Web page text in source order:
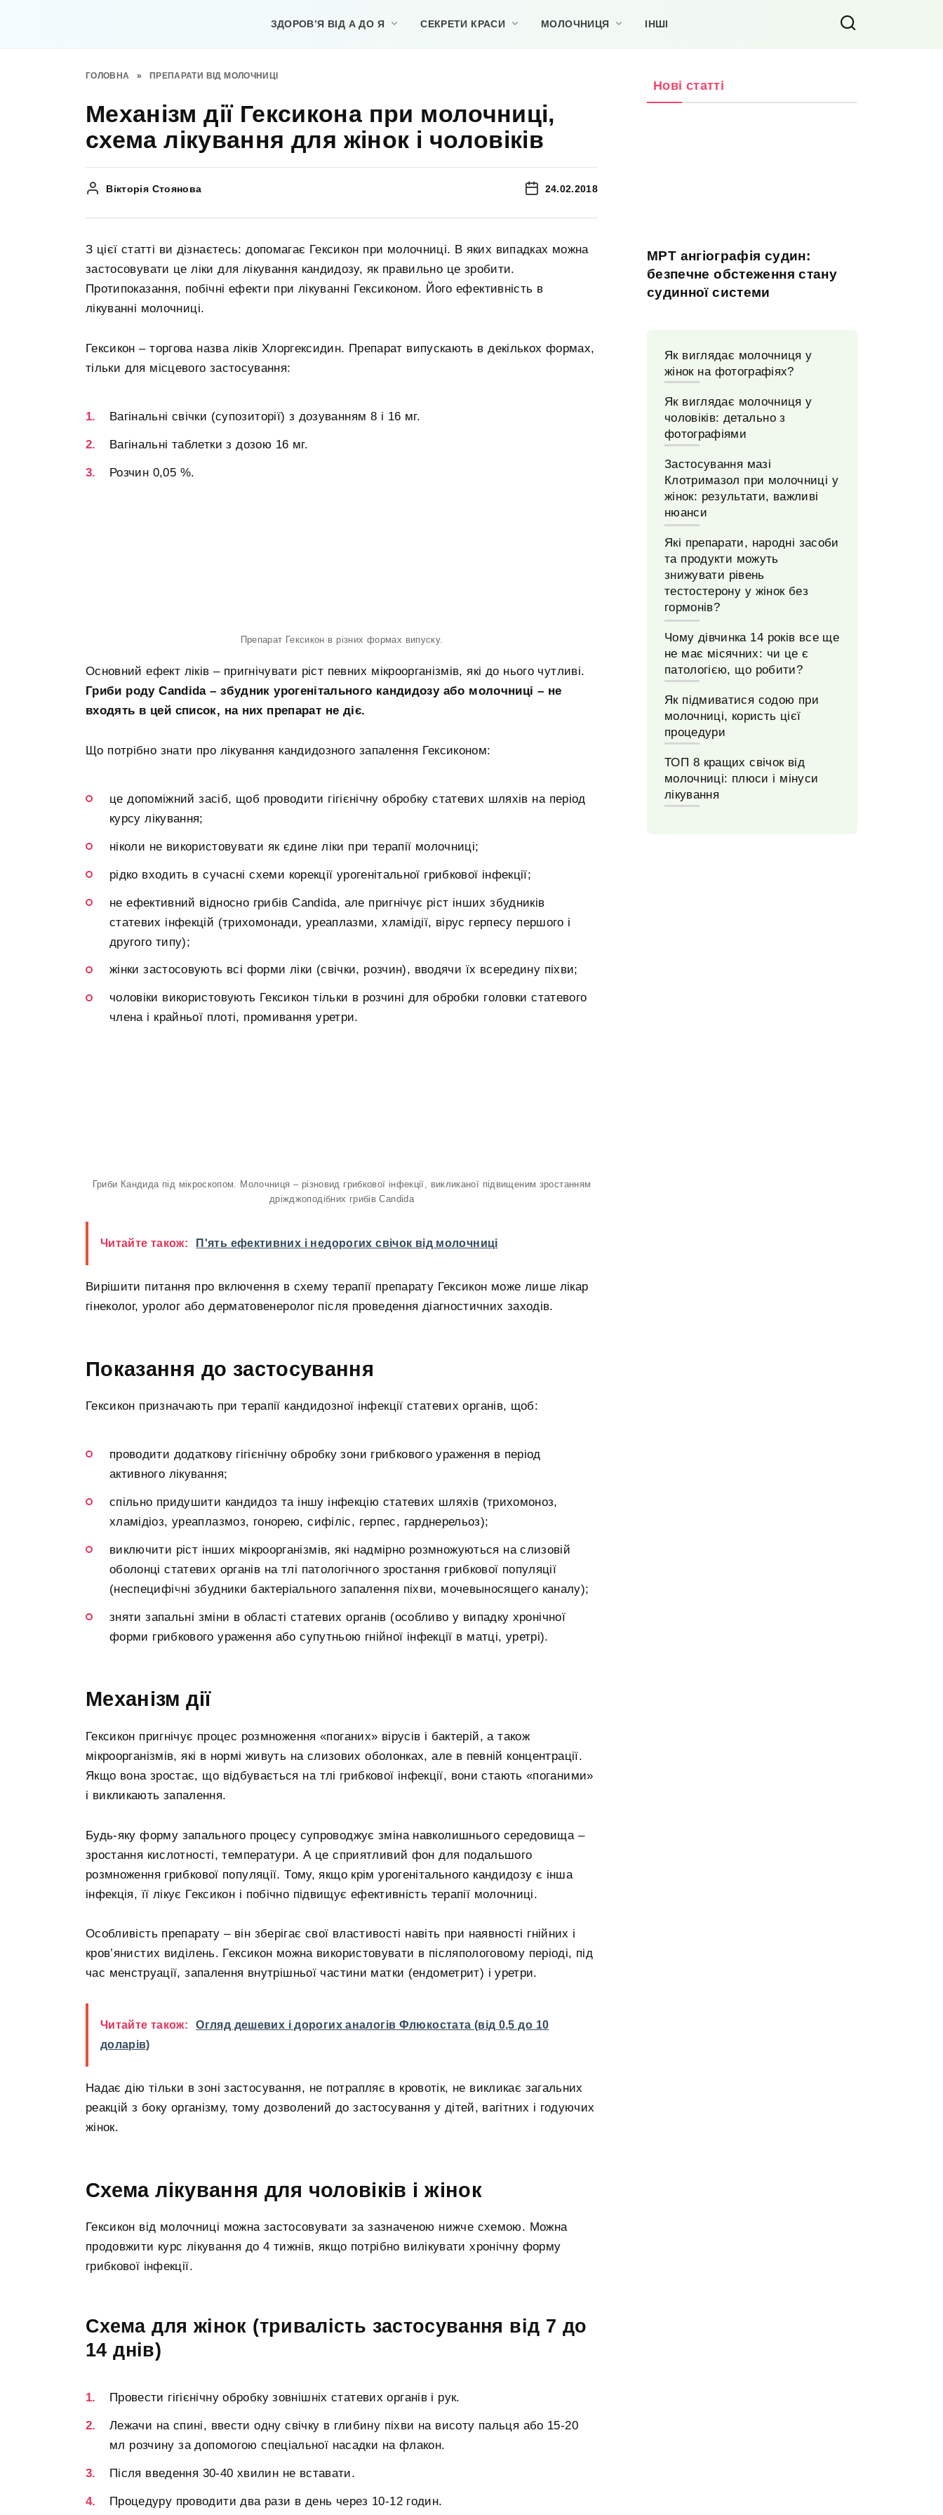
ЗДОРОВ’Я ВІД А ДО Я СЕКРЕТИ КРАСИ МОЛОЧНИЦЯ ІНШІ
ГОЛОВНА » ПРЕПАРАТИ ВІД МОЛОЧНИЦІ
Механізм дії Гексикона при молочниці,
схема лікування для жінок і чоловіків
Вікторія Стоянова 24.02.2018
З цієї статті ви дізнаєтесь: допомагає Гексикон при молочниці. В яких випадках можна
застосовувати це ліки для лікування кандидозу, як правильно це зробити.
Протипоказання, побічні ефекти при лікуванні Гексиконом. Його ефективність в
лікуванні молочниці.
Гексикон – торгова назва ліків Хлоргексидин. Препарат випускають в декількох формах,
тільки для місцевого застосування:
Вагінальні свічки (супозиторії) з дозуванням 8 і 16 мг.
Вагінальні таблетки з дозою 16 мг.
Розчин 0,05 %.
Препарат Гексикон в різних формах випуску.
Основний ефект ліків – пригнічувати ріст певних мікроорганізмів, які до нього чутливі.
Гриби роду Candida – збудник урогенітального кандидозу або молочниці – не
входять в цей список, на них препарат не діє.
Що потрібно знати про лікування кандидозного запалення Гексиконом:
це допоміжний засіб, щоб проводити гігієнічну обробку статевих шляхів на період
курсу лікування;
ніколи не використовувати як єдине ліки при терапії молочниці;
рідко входить в сучасні схеми корекції урогенітальної грибкової інфекції;
не ефективний відносно грибів Candida, але пригнічує ріст інших збудників
статевих інфекцій (трихомонади, уреаплазми, хламідії, вірус герпесу першого і
другого типу);
жінки застосовують всі форми ліки (свічки, розчин), вводячи їх всередину піхви;
чоловіки використовують Гексикон тільки в розчині для обробки головки статевого
члена і крайньої плоті, промивання уретри.
Гриби Кандида під мікроскопом. Молочниця – різновид грибкової інфекції, викликаної підвищеним зростанням
дріжджоподібних грибів Candida
Читайте також: П'ять ефективних і недорогих свічок від молочниці
Вирішити питання про включення в схему терапії препарату Гексикон може лише лікар
гінеколог, уролог або дерматовенеролог після проведення діагностичних заходів.
Показання до застосування
Гексикон призначають при терапії кандидозної інфекції статевих органів, щоб:
проводити додаткову гігієнічну обробку зони грибкового ураження в період
активного лікування;
спільно придушити кандидоз та іншу інфекцію статевих шляхів (трихомоноз,
хламідіоз, уреаплазмоз, гонорею, сифіліс, герпес, гарднерельоз);
виключити ріст інших мікроорганізмів, які надмірно розмножуються на слизовій
оболонці статевих органів на тлі патологічного зростання грибкової популяції
(неспецифічні збудники бактеріального запалення піхви, мочевыносящего каналу);
зняти запальні зміни в області статевих органів (особливо у випадку хронічної
форми грибкового ураження або супутньою гнійної інфекції в матці, уретрі).
Механізм дії
Гексикон пригнічує процес розмноження «поганих» вірусів і бактерій, а також
мікроорганізмів, які в нормі живуть на слизових оболонках, але в певній концентрації.
Якщо вона зростає, що відбувається на тлі грибкової інфекції, вони стають «поганими»
і викликають запалення.
Будь-яку форму запального процесу супроводжує зміна навколишнього середовища –
зростання кислотності, температури. А це сприятливий фон для подальшого
розмноження грибкової популяції. Тому, якщо крім урогенітального кандидозу є інша
інфекція, її лікує Гексикон і побічно підвищує ефективність терапії молочниці.
Особливість препарату – він зберігає свої властивості навіть при наявності гнійних і
кров’янистих виділень. Гексикон можна використовувати в післяпологовому періоді, під
час менструації, запалення внутрішньої частини матки (ендометрит) і уретри.
Читайте також:
Огляд дешевих і дорогих аналогів Флюкостата (від 0,5 до 10
доларів)
Надає дію тільки в зоні застосування, не потрапляє в кровотік, не викликає загальних
реакцій з боку організму, тому дозволений до застосування у дітей, вагітних і годуючих
жінок.
Схема лікування для чоловіків і жінок
Гексикон від молочниці можна застосовувати за зазначеною нижче схемою. Можна
продовжити курс лікування до 4 тижнів, якщо потрібно вилікувати хронічну форму
грибкової інфекції.
Схема для жінок (тривалість застосування від 7 до
14 днів)
Провести гігієнічну обробку зовнішніх статевих органів і рук.
Лежачи на спині, ввести одну свічку в глибину піхви на висоту пальця або 15-20
мл розчину за допомогою спеціальної насадки на флакон.
Після введення 30-40 хвилин не вставати.
Процедуру проводити два рази в день через 10-12 годин.
Нові статті
МРТ ангіографія судин:
безпечне обстеження стану
судинної системи
Як виглядає молочниця у
жінок на фотографіях?
Як виглядає молочниця у
чоловіків: детально з
фотографіями
Застосування мазі
Клотримазол при молочниці у
жінок: результати, важливі
нюанси
Які препарати, народні засоби
та продукти можуть
знижувати рівень
тестостерону у жінок без
гормонів?
Чому дівчинка 14 років все ще
не має місячних: чи це є
патологією, що робити?
Як підмиватися содою при
молочниці, користь цієї
процедури
ТОП 8 кращих свічок від
молочниці: плюси і мінуси
лікування